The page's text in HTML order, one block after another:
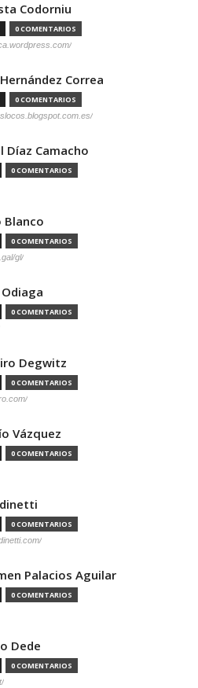
Codorniu
0 COMENTARIOS
Correa
0 COMENTARIOS
Díaz Camacho
0 COMENTARIOS
Blanco
0 COMENTARIOS
gl/
0 COMENTARIOS
Degwitz
0 COMENTARIOS
Vázquez
0 COMENTARIOS
0 COMENTARIOS
Palacios Aguilar
0 COMENTARIOS
Dede
0 COMENTARIOS